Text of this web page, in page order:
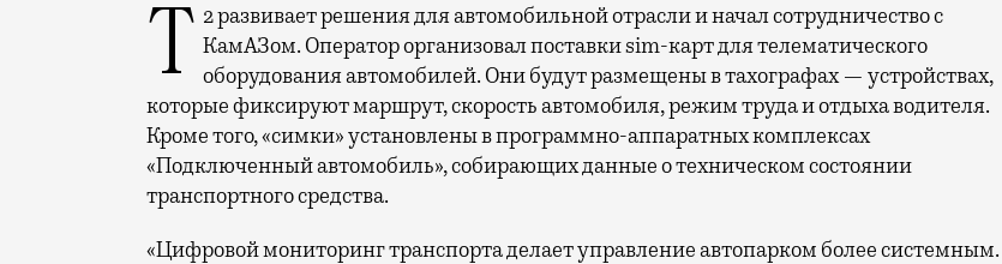
Т2 развивает решения для автомобильной отрасли и начал сотрудничество с КамАЗом. Оператор организовал поставки sim-карт для телематического
оборудования автомобилей. Они будут размещены в тахографах — устройствах,
которые фиксируют маршрут, скорость автомобиля, режим труда и отдыха водителя.
Кроме того, «симки» установлены в программно-аппаратных комплексах
«Подключенный автомобиль», собирающих данные о техническом состоянии
транспортного средства.
«Цифровой мониторинг транспорта делает управление автопарком более системным.